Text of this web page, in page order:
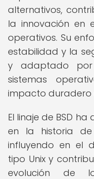
alternativos,
la innovación en
operativos. Su
estabilidad y la
y adaptado
sistemas
impacto duradero
El linaje de BSD
en la historia de
influyendo en el
tipo Unix y
evolución de